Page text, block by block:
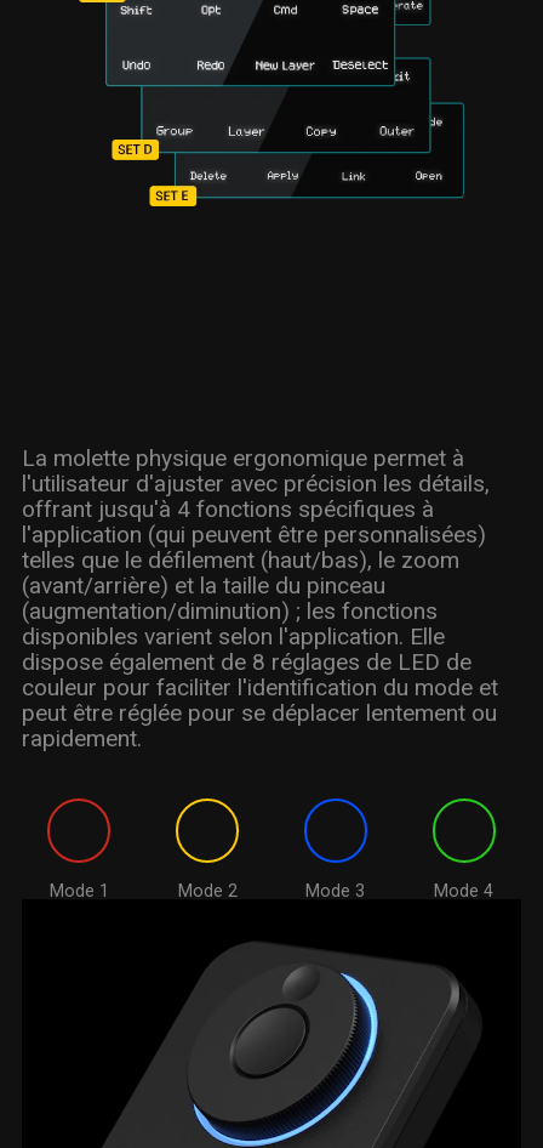
La molette physique ergonomique permet à
l'utilisateur d'ajuster avec précision les détails,
offrant jusqu'à 4 fonctions spécifiques à
l'application (qui peuvent être personnalisées)
telles que le défilement (haut/bas), le zoom
(avant/arrière) et la taille du pinceau
(augmentation/diminution) ; les fonctions
disponibles varient selon l'application. Elle
dispose également de 8 réglages de LED de
couleur pour faciliter l'identification du mode et
peut être réglée pour se déplacer lentement ou
rapidement.
Mode 1 Mode 2 Mode 3 Mode 4